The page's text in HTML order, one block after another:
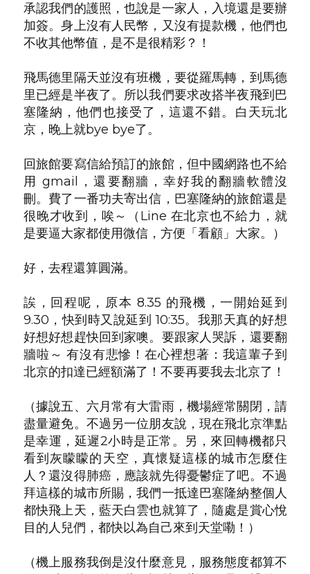
承認我們的護照，也說是一家人，入境還是要辦
加簽。身上沒有人民幣，又沒有提款機，他們也
不收其他幣值，是不是很精彩？！
飛馬德里隔天並沒有班機，要從羅馬轉，到馬德
里已經是半夜了。所以我們要求改搭半夜飛到巴
塞隆納，他們也接受了，這還不錯。白天玩北
京，晚上就bye bye了。
回旅館要寫信給預訂的旅館，但中國網路也不給
用 gmail，還要翻牆，幸好我的翻牆軟體沒
刪。費了一番功夫寄出信，巴塞隆納的旅館還是
很晚才收到，唉～（Line 在北京也不給力，就
是要逼大家都使用微信，方便「看顧」大家。）
好，去程還算圓滿。
誒，回程呢，原本 8.35 的飛機，一開始延到
9.30，快到時又說延到 10:35。我那天真的好想
好想好想趕快回到家噢。要跟家人哭訴，還要翻
牆啦～ 有沒有悲慘！在心裡想著：我這輩子到
北京的扣達已經額滿了！不要再要我去北京了！
（據說五、六月常有大雷雨，機場經常關閉，請
盡量避免。不過另一位朋友說，現在飛北京準點
是幸運，延遲2小時是正常。另，來回轉機都只
看到灰矇矇的天空，真懷疑這樣的城市怎麼住
人？還沒得肺癌，應該就先得憂鬱症了吧。不過
拜這樣的城市所賜，我們一抵達巴塞隆納整個人
都快飛上天，藍天白雲也就算了，隨處是賞心悅
目的人兒們，都快以為自己來到天堂嘞！）
（機上服務我倒是沒什麼意見，服務態度都算不